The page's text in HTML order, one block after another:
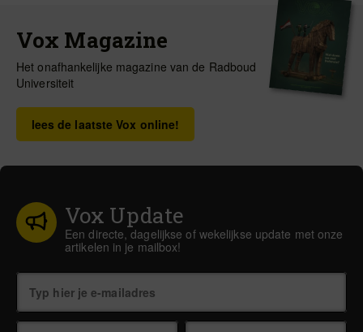
Vox Magazine
Het onafhankelijke magazine van de Radboud
Universiteit
lees de laatste Vox online!
Vox Update
Een directe, dagelijkse of wekelijkse update met onze
artikelen in je mailbox!